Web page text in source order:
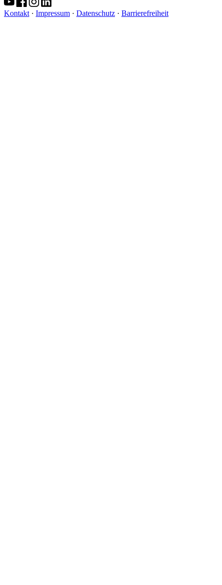
Kontakt · Impressum · Datenschutz · Barrierefreiheit